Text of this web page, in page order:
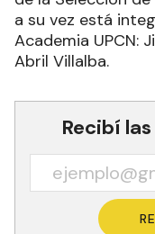
a su vez está
Academia UPCN:
Abril Villalba.
Recibí